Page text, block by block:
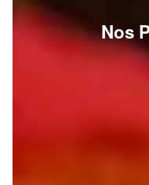
Nos